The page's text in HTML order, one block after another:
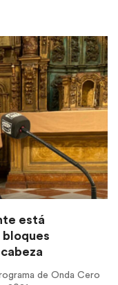
está
de Onda Cero